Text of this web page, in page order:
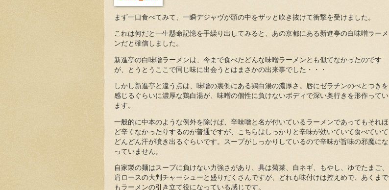
まず一口食べてみて、一瞬デジャヴが頭の中をザッと吹き抜けて衝撃を受けました。
これは何だと一生懸命記憶を手繰り出してみると、あの京都にある新進亭の白味噌ラーメ
ンだと確信しました。
新進亭の白味噌ラーメンは、今まで食べたどんな味噌ラーメンとも似てなかったのです
が、とうとうここで同じ味に出会うとはまさかの出来事でした・・・
しかし新進亭と違う点は、味噌の裏側にある鶏白湯の濃厚さ。唇にゼラチンのべとつきを
感じるぐらいに濃厚な鶏白湯が、味噌の個性に負けないボディで深い奥行きを形作ってい
ます。
一般的に中本のような例外を除けば、辛味噌と名が付いているラーメンであってもそれほ
ど辛くなかったりするのが普通ですが、こちらはしっかりと辛味が効いていて食べていて
どんどん汗が噴き出るぐらいです。スープがしっかりしているので辛味が旨味の邪魔にな
っていません。
自家製の麺はスープに負けない力強さがあり、具は菊菜、白ネギ、もやし、ゆでたまご、
肩ロースの大判チャーシューと盛りだくさんですが、どれも味付けは控えめで、あくまで
もラーメンの引き立て役になっている感じです。